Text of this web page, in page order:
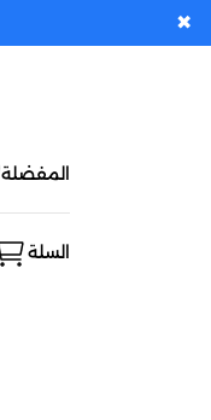
المفضلة
السلة
✖